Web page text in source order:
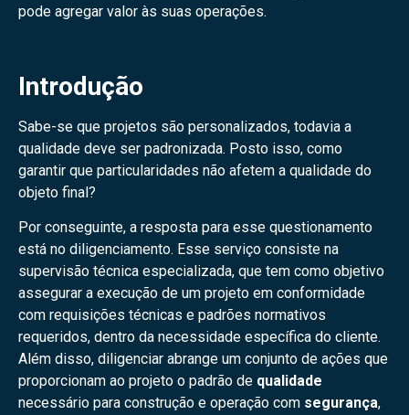
pode agregar valor às suas operações.
Introdução
Sabe-se que projetos são personalizados, todavia a
qualidade deve ser padronizada. Posto isso, como
garantir que particularidades não afetem a qualidade do
objeto final?
Por conseguinte, a resposta para esse questionamento
está no diligenciamento. Esse serviço consiste na
supervisão técnica especializada, que tem como objetivo
assegurar a execução de um projeto em conformidade
com requisições técnicas e padrões normativos
requeridos, dentro da necessidade específica do cliente.
Além disso, diligenciar abrange um conjunto de ações que
proporcionam ao projeto o padrão de qualidade
necessário para construção e operação com segurança,